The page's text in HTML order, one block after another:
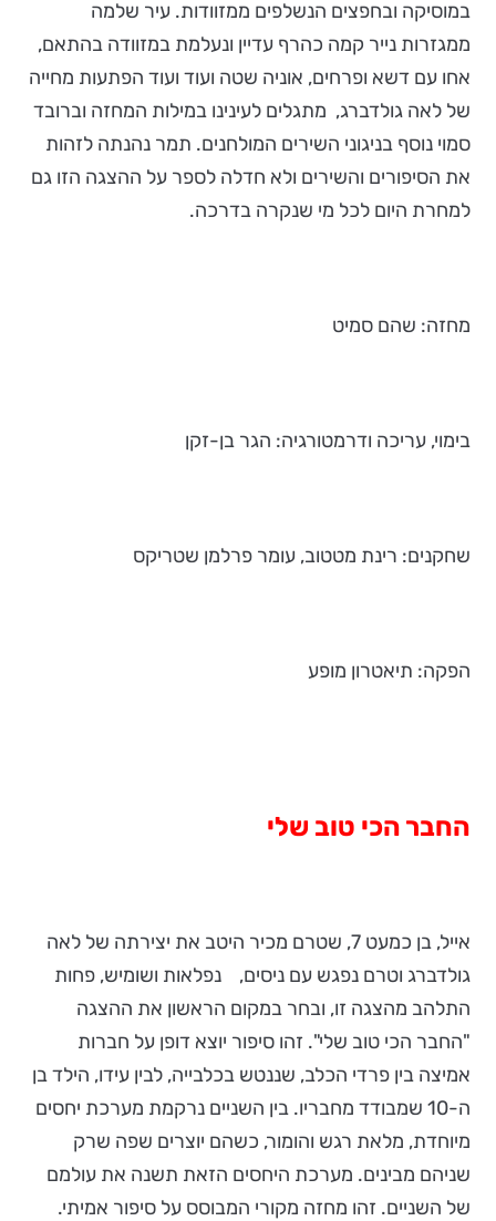
במוסיקה ובחפצים הנשלפים ממזוודות. עיר שלמה
ממגזרות נייר קמה כהרף עדיין ונעלמת במזוודה בהתאם,
אחו עם דשא ופרחים, אוניה שטה ועוד ועוד הפתעות מחייה
של לאה גולדברג, מתגלים לעינינו במילות המחזה וברובד
סמוי נוסף בניגוני השירים המולחנים. תמר נהנתה לזהות
את הסיפורים והשירים ולא חדלה לספר על ההצגה הזו גם
למחרת היום לכל מי שנקרה בדרכה.
מחזה: שהם סמיט
בימוי, עריכה ודרמטורגיה: הגר בן-זקן
שחקנים: רינת מטטוב, עומר פרלמן שטריקס
הפקה: תיאטרון מופע
החבר הכי טוב שלי
אייל, בן כמעט 7, שטרם מכיר היטב את יצירתה של לאה
גולדברג וטרם נפגש עם ניסים, נפלאות ושומיש, פחות
התלהב מהצגה זו, ובחר במקום הראשון את ההצגה
"החבר הכי טוב שלי". זהו סיפור יוצא דופן על חברות
אמיצה בין פרדי הכלב, שננטש בכלבייה, לבין עידו, הילד בן
ה-10 שמבודד מחבריו. בין השניים נרקמת מערכת יחסים
מיוחדת, מלאת רגש והומור, כשהם יוצרים שפה שרק
שניהם מבינים. מערכת היחסים הזאת תשנה את עולמם
של השניים. זהו מחזה מקורי המבוסס על סיפור אמיתי.